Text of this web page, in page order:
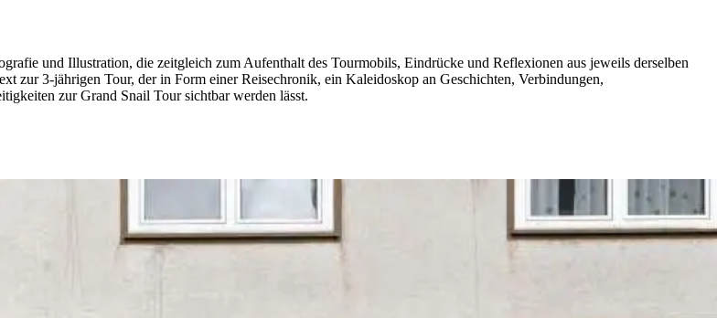
und Illustration, die zeitgleich zum Aufenthalt des Tourmobils, Eindrücke und Reflexionen aus jeweils derselben
zur 3-jährigen Tour, der in Form einer Reisechronik, ein Kaleidoskop an Geschichten, Verbindungen,
zur Grand Snail Tour sichtbar werden lässt.